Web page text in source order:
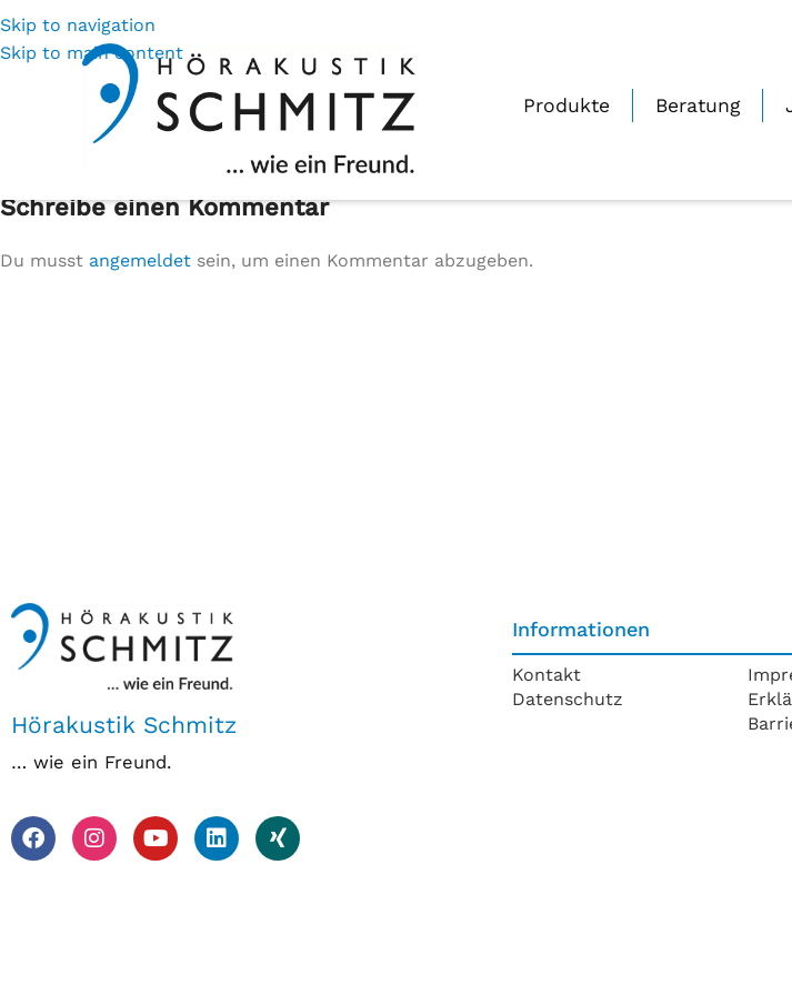
Skip to navigation
Skip to main content
Produkte Beratung
Schreibe einen Kommentar
Du musst angemeldet sein, um einen Kommentar abzugeben.
Hörakustik Schmitz
… wie ein Freund.
Informationen
Kontakt
Datenschutz